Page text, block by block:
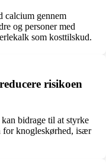
calcium gennem
og personer med
som kosttilskud.
risikoen
bidrage til at styrke
for knogleskørhed, især